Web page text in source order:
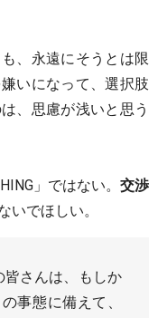
、永遠にそうとは限
いになって、選択肢
、思慮が浅いと思う
」ではない。 交渉
いでほしい。
さんは、もしか
事態に備えて、